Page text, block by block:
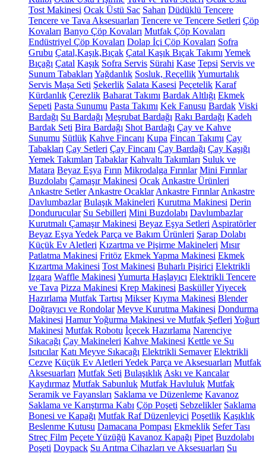
Tost Makinesi Ocak Üstü Sac Sahan Düdüklü Tencere
Tencere ve Tava Aksesuarları Tencere ve Tencere Setleri Çöp
Kovaları Banyo Çöp Kovaları Mutfak Çöp Kovaları
Endüstriyel Çöp Kovaları Dolap İçi Çöp Kovaları Sofra
Grubu Çatal,Kaşık,Bıçak Çatal Kaşık Bıçak Takımı Yemek
Bıçağı Çatal Kaşık Sofra Servis Sürahi Kase Tepsi Servis ve
Sunum Tabakları Yağdanlık Sosluk, ReçellikYumurtalık
Servis Maşa Seti Şekerlik Salata Kasesi Peçetelik Karaf
Kürdanlık Çerezlik Baharat Takımı Bardak Altlığı Ekmek
Sepeti Pasta Sunumu Pasta Takımı Kek Fanusu Bardak Viski
Bardağı Su Bardağı Meşrubat Bardağı Rakı Bardağı Kadeh
Bardak Seti Bira Bardağı Shot Bardağı Çay ve Kahve
Sunumu Sütlük Kahve Fincanı Kupa Fincan Takımı Çay
Tabakları Çay Setleri Çay Fincanı Çay Bardağı Çay Kaşığı
Yemek Takımları Tabaklar Kahvaltı Takımları Suluk ve
Matara Beyaz Eşya Fırın Mikrodalga Fırınlar Mini Fırınlar
Buzdolabı Çamaşır Makinesi Ocak Ankastre Ürünleri
Ankastre Setler Ankastre Ocaklar Ankastre Fırınlar Ankastre
Davlumbazlar Bulaşık Makineleri Kurutma Makinesi Derin
Dondurucular Su Sebilleri Mini Buzdolabı Davlumbazlar
Kurutmalı Çamaşır Makinesi Beyaz Eşya Setleri Aspiratörler
Beyaz Eşya Yedek Parça ve Bakım Ürünleri Şarap Dolabı
Küçük Ev Aletleri Kızartma ve Pişirme Makineleri Mısır
Patlatma Makinesi Fritöz Ekmek Yapma Makinesi Ekmek
Kızartma Makinesi Tost Makinesi Buharlı Pişirici Elektrikli
Izgara Waffle Makinesi Yumurta Haşlayıcı Elektrikli Tencere
ve Tava Pizza Makinesi Krep Makinesi BasküllerYiyecek
Hazırlama Mutfak Tartısı Mikser Kıyma Makinesi Blender
Doğrayıcı ve Rondolar Meyve Kurutma Makinesi Dondurma
Makinesi Hamur Yoğurma Makinesi ve Mutfak Şefleri Yoğurt
Makinesi Mutfak Robotu İçecek Hazırlama Narenciye
Sıkacağı Çay Makineleri Kahve Makinesi Kettle ve Su
Isıtıcılar Katı Meyve Sıkacağı Elektrikli Semaver Elektrikli
Cezve Küçük Ev Aletleri Yedek Parça ve Aksesuarları Mutfak
Aksesuarları Mutfak Seti Bulaşıklık Askı ve Kancalar
Kaydırmaz Mutfak Sabunluk Mutfak Havluluk Mutfak
Seramik ve Fayansları Saklama ve Düzenleme Kavanoz
Saklama ve Karıştırma Kabı Çöp Poşeti Sebzelikler Saklama
Bonesi ve Kapağı Mutfak Raf Düzenleyici Poşetlik Kaşıklık
Beslenme Kutusu Damacana Pompası Ekmeklik Sefer Tası
Streç Film Peçete Yüzüğü Kavanoz Kapağı Pipet Buzdolabı
Poşeti Doypack Su Arıtma Cihazları ve Aksesuarları Su